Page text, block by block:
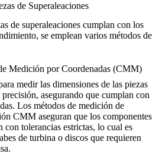
de Superaleaciones
de superaleaciones cumplan con los
se emplean varios métodos de
Medición por Coordenadas (CMM)
medir las dimensiones de las piezas
precisión, asegurando que cumplan con
Los métodos de medición de
CMM aseguran que los componentes
con tolerancias estrictas, lo cual es
de turbina o discos que requieren